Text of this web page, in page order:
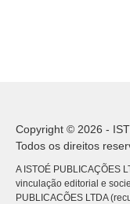
Copyright © 2026 -
Todos os direitos
A ISTOÉ PUBLICAÇÕES
vinculação editorial e
PUBLICACÕES LTDA